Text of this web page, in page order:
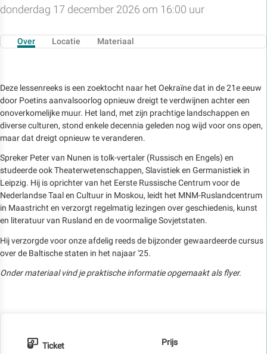
donderdag 17 december 2026 om 16:00 uur
Over Locatie Materiaal
Deze lessenreeks is een zoektocht naar het Oekraïne dat in de 21e eeuw
door Poetins aanvalsoorlog opnieuw dreigt te verdwijnen achter een
onoverkomelijke muur. Het land, met zijn prachtige landschappen en
diverse culturen, stond enkele decennia geleden nog wijd voor ons open,
maar dat dreigt opnieuw te veranderen.
Spreker Peter van Nunen is tolk-vertaler (Russisch en Engels) en
studeerde ook Theaterwetenschappen, Slavistiek en Germanistiek in
Leipzig. Hij is oprichter van het Eerste Russische Centrum voor de
Nederlandse Taal en Cultuur in Moskou, leidt het MNM-Ruslandcentrum
in Maastricht en verzorgt regelmatig lezingen over geschiedenis, kunst
en literatuur van Rusland en de voormalige Sovjetstaten.
Hij verzorgde voor onze afdelig reeds de bijzonder gewaardeerde cursus
over de Baltische staten in het najaar '25.
Onder materiaal vind je praktische informatie opgemaakt als flyer.
Ticket
Prijs